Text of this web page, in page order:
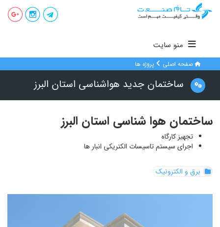
منو سایت
صفحه اصلی پروژه ها
ساختمان جدید هواشناسی استان البرز
ساختمان هوا شناسی استان البرز
تجهیز کارگاه
اجرای سیستم تاسیسات الکتریکی انبار ها
برق و الکترونیک